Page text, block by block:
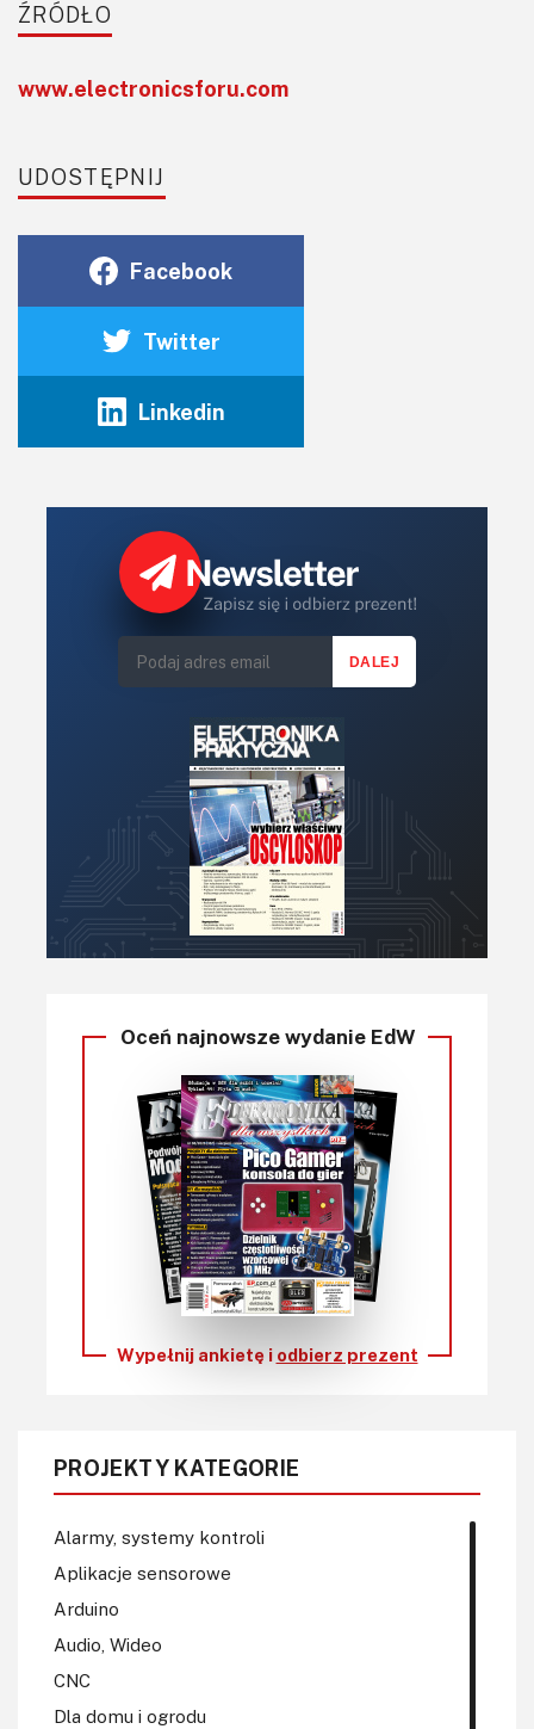
ŹRÓDŁO
www.electronicsforu.com
UDOSTĘPNIJ
Facebook
Twitter
Linkedin
Oceń najnowsze wydanie EdW
Wypełnij ankietę i odbierz prezent
PROJEKTY KATEGORIE
Alarmy, systemy kontroli
Aplikacje sensorowe
Arduino
Audio, Wideo
CNC
Dla domu i ogrodu